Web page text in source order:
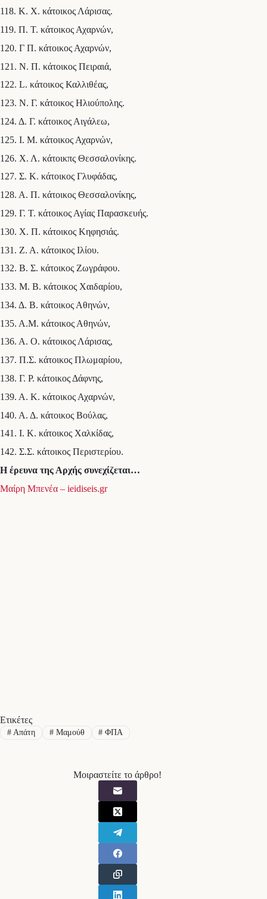
118. Κ. Χ. κάτοικος Λάρισας.
119. Π. Τ. κάτοικος Αχαρνών,
120. Γ Π. κάτοικος Αχαρνών,
121. Ν. Π. κάτοικος Πειραιά,
122. L. κάτοικος Καλλιθέας,
123. Ν. Γ. κάτοικος Ηλιούπολης.
124. Δ. Γ. κάτοικος Αιγάλεω,
125. Ι. Μ. κάτοικος Αχαρνών,
126. Χ. Λ. κάτοικπς Θεσσαλονίκης.
127. Σ. Κ. κάτοικος Γλυφάδας,
128. Α. Π. κάτοικος Θεσσαλονίκης,
129. Γ. Τ. κάτοικος Αγίας Παρασκευής.
130. Χ. Π. κάτοικος Κηφησιάς.
131. Ζ. Α. κάτοικος Ιλίου.
132. Β. Σ. κάτοικος Ζωγράφου.
133. Μ. Β. κάτοικος Χαιδαρίου,
134. Δ. Β. κάτοικος Αθηνών,
135. Α.Μ. κάτοικος Αθηνών,
136. Α. Ο. κάτοικος Λάρισας,
137. Π.Σ. κάτοικος Πλωμαρίου,
138. Γ. Ρ. κάτοικος Δάφνης,
139. Α. Κ. κάτοικος Αχαρνών,
140. Α. Δ. κάτοικος Βούλας,
141. Ι. Κ. κάτοικος Χαλκίδας,
142. Σ.Σ. κάτοικος Περιστερίου.
Η έρευνα της Αρχής συνεχίζεται…
Μαίρη Μπενέα – ieidiseis.gr
Ετικέτες
#Απάτη #Μαμούθ # ΦΠΑ
Μοιραστείτε το άρθρο!